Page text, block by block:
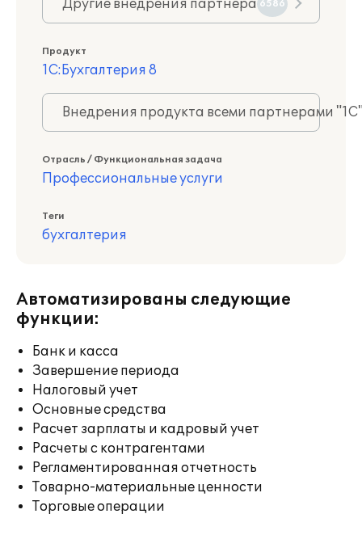
Другие внедрения партнера 6586
Продукт
1С:Бухгалтерия 8
Внедрения продукта всеми партнерами
Отрасль / Функциональная задача
Профессиональные услуги
Теги
бухгалтерия
Автоматизированы следующие
функции:
Банк и касса
Завершение периода
Налоговый учет
Основные средства
Расчет зарплаты и кадровый учет
Расчеты с контрагентами
Регламентированная отчетность
Товарно-материальные ценности
Торговые операции